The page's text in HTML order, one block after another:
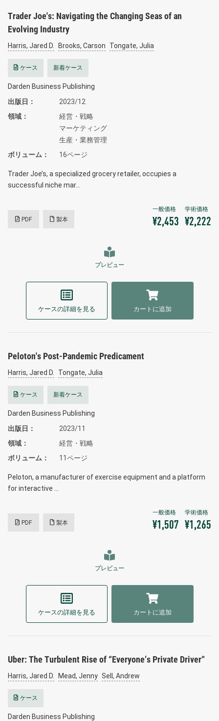
Trader Joe's: Navigating the Changing Seas of an
Evolving Industry
Harris, Jared D. Brooks, Carson Tongate, Julia
ケース 新着ケース
Darden Business Publishing
出版日
2023/12
領域
経営・戦略
マーケティング
生産・業務管理
ボリューム
16ページ
Trader Joe’s, a specialized grocery retailer, occupies a
successful niche mar…
PDF 製本 ¥2,453 ¥2,222
プレビュー
ケースの詳細を見る カートに追加
Peloton's Post-Pandemic Predicament
Harris, Jared D. Tongate, Julia
ケース 新着ケース
Darden Business Publishing
出版日
2023/11
領域
経営・戦略
ボリューム
11ページ
Peloton, a manufacturer of exercise equipment and a platform
for interactive …
PDF 製本 ¥1,507 ¥1,265
プレビュー
ケースの詳細を見る カートに追加
Uber: The Turbulent Rise of “Everyone’s Private Driver”
Harris, Jared D. Mead, Jenny Sell, Andrew
ケース
Darden Business Publishing